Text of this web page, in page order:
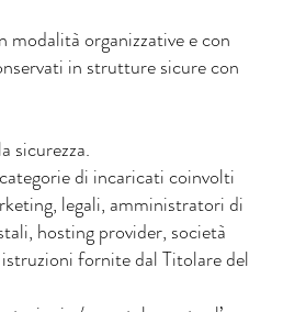
organizzative e con
in strutture sicure con
sicurezza.
di incaricati coinvolti
legali, amministratori di
hosting provider, società
fornite dal Titolare del